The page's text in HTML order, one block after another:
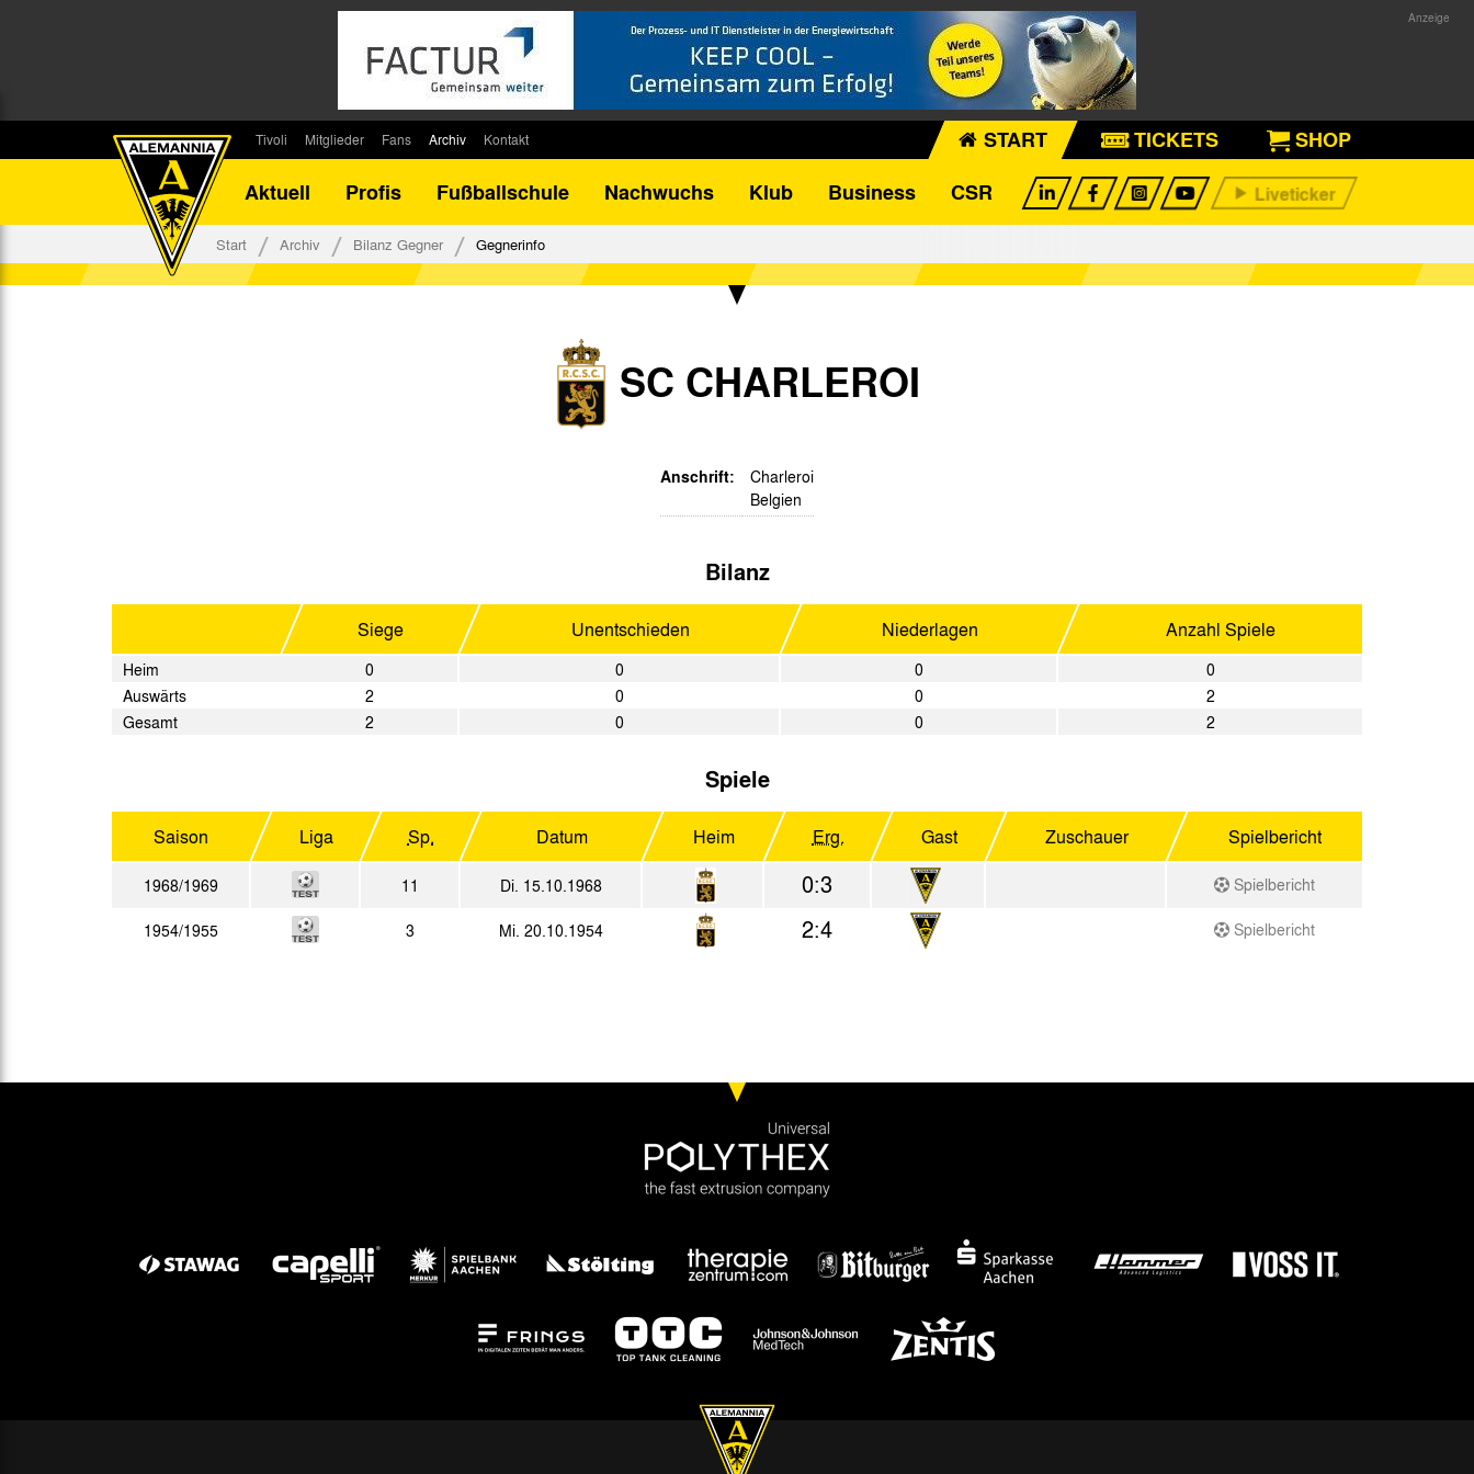
Tivoli
Stadionsprecher
Mitglieder
Kontakt
Fans
Fanbeirat
Fan-Klubs
Archiv
Bilanz DFB-Pokal
Kontakt START TICKETS
SHOP
Aktuell
Profis Fußballschule Nachwuchs Klub Business CSR
Start Archiv Bilanz Gegner Gegnerinfo
SC CHARLEROI
Anschrift:
Charleroi
Belgien
Bilanz
Siege Unentschieden Niederlagen Anzahl Spiele
Heim 0 0 0
0
Auswärts
2 0 0
2
Gesamt
2 0 0 2
Spiele
Saison Liga Sp. Datum Heim Erg. Gast Zuschauer Spielbericht
1968/1969 11 Di. 15.10.1968 0:3 Spielbericht
1954/1955 3 Mi. 20.10.1954 2:4 Spielbericht